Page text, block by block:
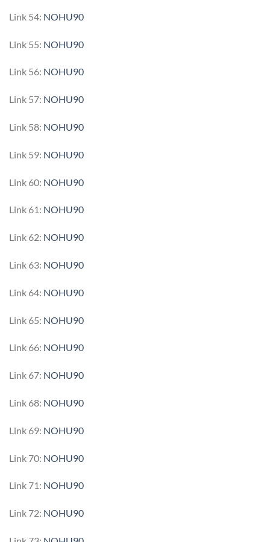
Link 54: NOHU90
Link 55: NOHU90
Link 56: NOHU90
Link 57: NOHU90
Link 58: NOHU90
Link 59: NOHU90
Link 60: NOHU90
Link 61: NOHU90
Link 62: NOHU90
Link 63: NOHU90
Link 64: NOHU90
Link 65: NOHU90
Link 66: NOHU90
Link 67: NOHU90
Link 68: NOHU90
Link 69: NOHU90
Link 70: NOHU90
Link 71: NOHU90
Link 72: NOHU90